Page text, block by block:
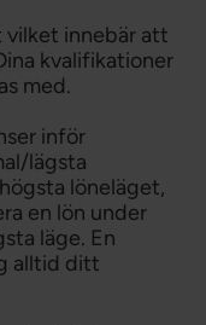
vilket innebär att
kvalifikationer
med.
inför
lägsta
löneläget,
en lön under
läge. En
alltid ditt